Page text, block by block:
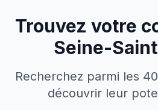
Trouvez votre
Seine-
Recherchez parmi les 40
découvrir leur